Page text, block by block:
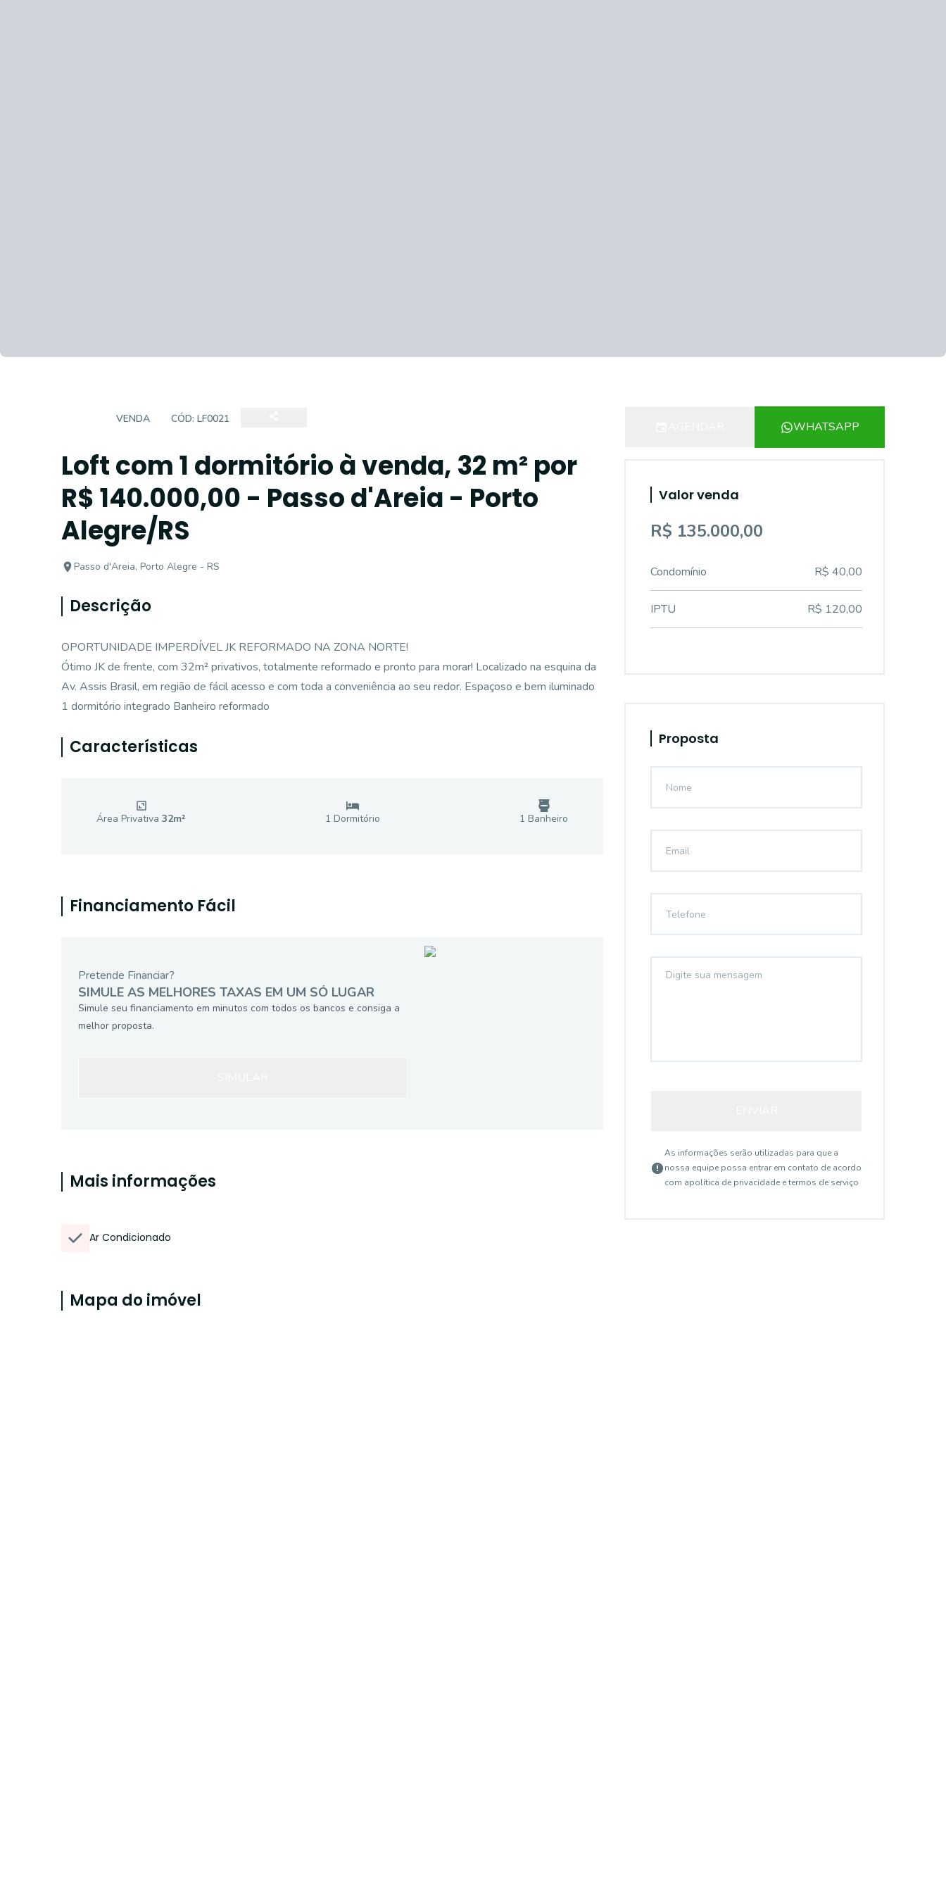
VENDA CÓD: LF0021
Loft com 1 dormitório à venda, 32 m² por
R$ 140.000,00 - Passo d'Areia - Porto
Alegre/RS
Passo d'Areia, Porto Alegre - RS
Descrição
OPORTUNIDADE IMPERDÍVEL JK REFORMADO NA ZONA NORTE!
Ótimo JK de frente, com 32m² privativos, totalmente reformado e pronto para morar! Localizado na esquina da
Av. Assis Brasil, em região de fácil acesso e com toda a conveniência ao seu redor. Espaçoso e bem iluminado
1 dormitório integrado Banheiro reformado
Características
Área Privativa 32m² 1 Dormitório 1 Banheiro
Financiamento Fácil
Pretende Financiar?
SIMULE AS MELHORES TAXAS EM UM SÓ LUGAR
Simule seu financiamento em minutos com todos os bancos e consiga a
melhor proposta.
Mais informações
Ar Condicionado
Mapa do imóvel
WHATSAPP
Valor venda
R$ 135.000,00
Condomínio R$ 40,00
IPTU R$ 120,00
Proposta
As informações serão utilizadas para que a
nossa equipe possa entrar em contato de acordo
com apolítica de privacidade e termos de serviço